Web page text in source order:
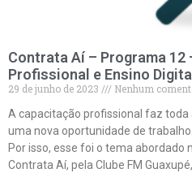
Contrata Aí – Programa 12
Profissional e Ensino
29 de junho de 2023
Nenhum
A capacitação profissional faz
uma nova oportunidade de trabalho.
Por isso, esse foi o tema abordado
Contrata Aí, pela Clube FM